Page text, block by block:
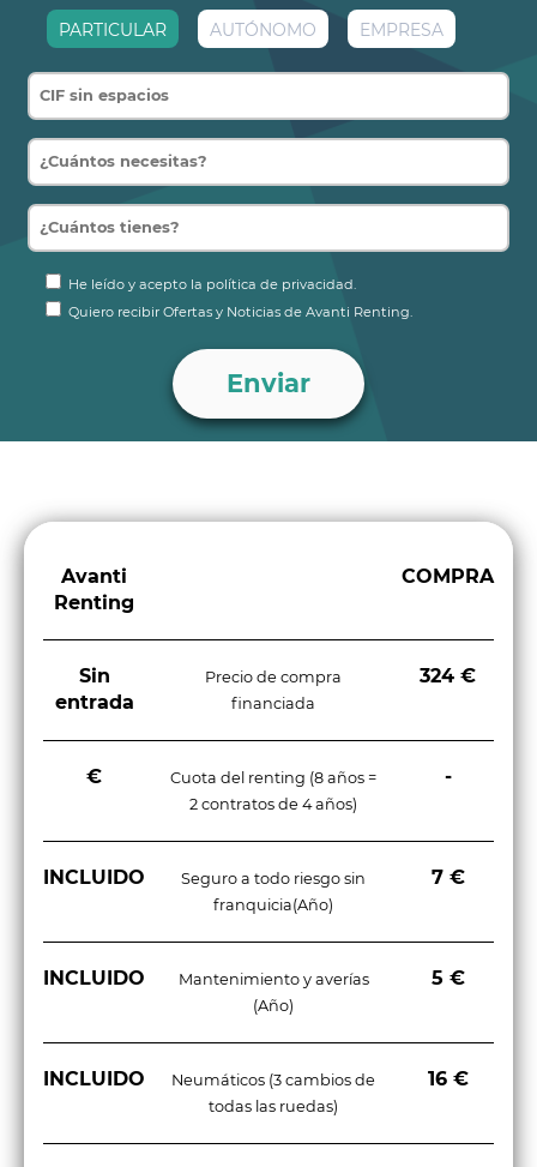
Dirección asistida electromecánica
Frenos de disco delanteros, 15"
Sistema Start-Stop
Sistema de limitación de velocidad
PARTICULAR AUTÓNOMO EMPRESA
He leído y acepto la política de privacidad.
Quiero recibir Ofertas y Noticias de Avanti Renting.
Avanti
Renting
COMPRA
Sin
entrada
Precio de compra
financiada
324 €
€
Cuota del renting (8 años =
2 contratos de 4 años)
-
INCLUIDO
Seguro a todo riesgo sin
franquicia(Año)
7 €
INCLUIDO
Mantenimiento y averías
(Año)
5 €
INCLUIDO
Neumáticos (3 cambios de
todas las ruedas)
16 €